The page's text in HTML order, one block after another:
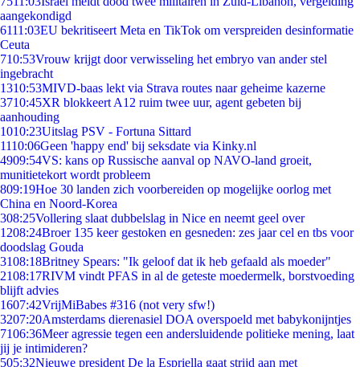
aangekondigd
6111:03EU bekritiseert Meta en TikTok om verspreiden desinformatie
Ceuta
710:53Vrouw krijgt door verwisseling het embryo van ander stel
ingebracht
1310:53MIVD-baas lekt via Strava routes naar geheime kazerne
3710:45XR blokkeert A12 ruim twee uur, agent gebeten bij
aanhouding
1010:23Uitslag PSV - Fortuna Sittard
1110:06Geen 'happy end' bij seksdate via Kinky.nl
4909:54VS: kans op Russische aanval op NAVO-land groeit,
munitietekort wordt probleem
809:19Hoe 30 landen zich voorbereiden op mogelijke oorlog met
China en Noord-Korea
308:25Vollering slaat dubbelslag in Nice en neemt geel over
1208:24Broer 135 keer gestoken en gesneden: zes jaar cel en tbs voor
doodslag Gouda
3108:18Britney Spears: "Ik geloof dat ik heb gefaald als moeder"
2108:17RIVM vindt PFAS in al de geteste moedermelk, borstvoeding
blijft advies
1607:42VrijMiBabes #316 (not very sfw!)
3207:20Amsterdams dierenasiel DOA overspoeld met babykonijntjes
7106:36Meer agressie tegen een andersluidende politieke mening, laat
jij je intimideren?
505:32Nieuwe president De la Espriella gaat strijd aan met